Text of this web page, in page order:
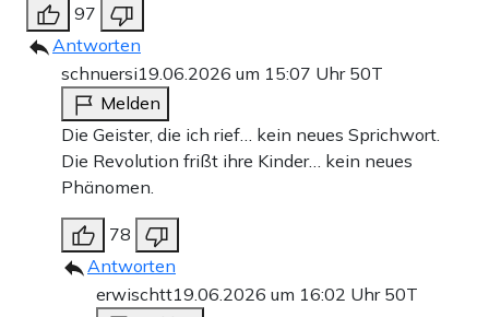
97
Antworten
schnuersi19.06.2026 um 15:07 Uhr 50T
Melden
Die Geister, die ich rief… kein neues Sprichwort.
Die Revolution frißt ihre Kinder… kein neues
Phänomen.
78
Antworten
erwischtt19.06.2026 um 16:02 Uhr 50T